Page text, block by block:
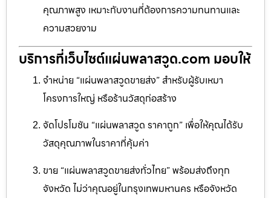
คุณภาพสูง เหมาะกับงานที่ต้องการความทนทานและ
ความสวยงาม
บริการที่เว็บไซต์แผ่นพลาสวูด.com มอบให้
จำหน่าย “แผ่นพลาสวูดขายส่ง” สำหรับผู้รับเหมา
โครงการใหญ่ หรือร้านวัสดุก่อสร้าง
จัดโปรโมชัน “แผ่นพลาสวูด ราคาถูก” เพื่อให้คุณได้รับ
วัสดุคุณภาพในราคาที่คุ้มค่า
ขาย “แผ่นพลาสวูดขายส่งทั่วไทย” พร้อมส่งถึงทุก
จังหวัด ไม่ว่าคุณอยู่ในกรุงเทพมหานคร หรือจังหวัด